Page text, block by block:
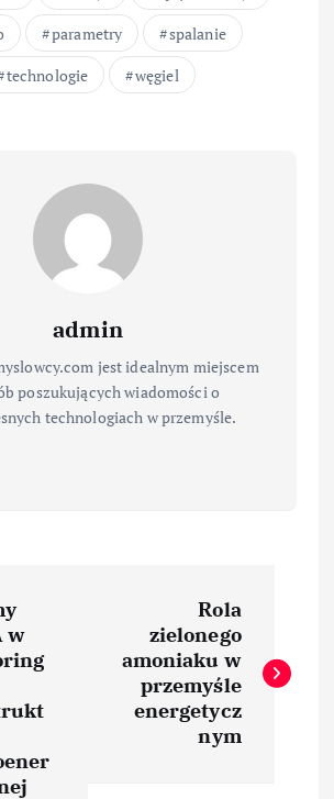
parametry
spalanie
technologie
węgiel
admin
jest idealnym miejscem
poszukujących wiadomości o
technologiach w przemyśle.
w
Rola
zielonego
amoniaku w
przemyśle
energetycz
nym